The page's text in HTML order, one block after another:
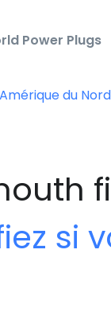
Power Plugs
Amérique du Nord
si